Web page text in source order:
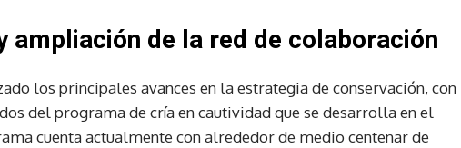
ampliación de la red de colaboración
los principales avances en la estrategia de conservación, con
del programa de cría en cautividad que se desarrolla en el
cuenta actualmente con alrededor de medio centenar de